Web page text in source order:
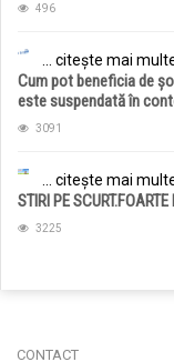
496
... citește mai
Cum pot beneficia de
este suspendată în
3091
... citește mai
STIRI PE SCURT.FOARTE
3225
CONTACT